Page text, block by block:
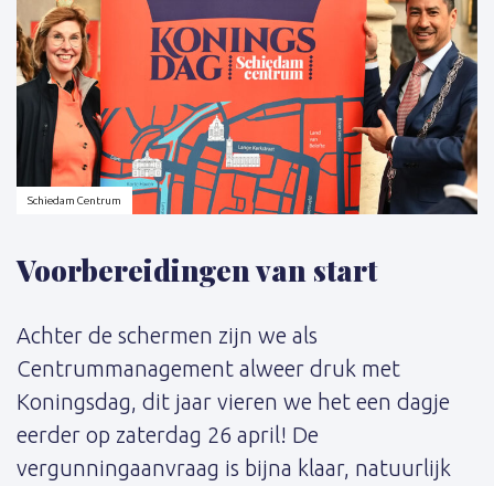
Schiedam Centrum
Voorbereidingen van start
Achter de schermen zijn we als
Centrummanagement alweer druk met
Koningsdag, dit jaar vieren we het een dagje
eerder op zaterdag 26 april! De
vergunningaanvraag is bijna klaar, natuurlijk